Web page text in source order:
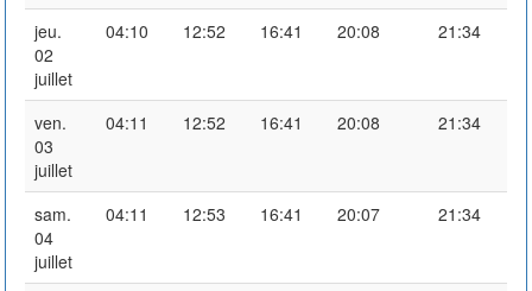
jeu.
02
juillet
04:10 12:52 16:41 20:08 21:34
ven.
03
juillet
04:11 12:52 16:41 20:08 21:34
sam.
04
juillet
04:11 12:53 16:41 20:07 21:34